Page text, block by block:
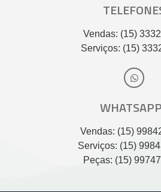
Vendas: (15)
Serviços: (15)
Vendas: (15)
Serviços: (15)
Peças: (15)